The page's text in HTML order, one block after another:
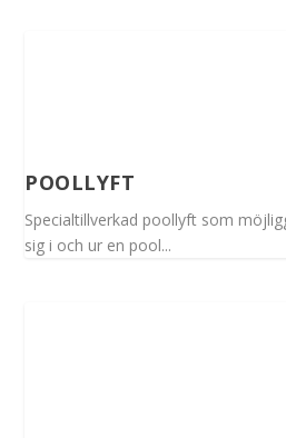
POOLLYFT
Specialtillverkad poollyft som
sig i och ur en pool...